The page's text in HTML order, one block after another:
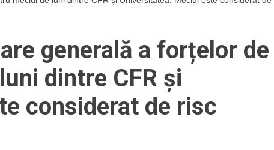
generală a forțelor de
dintre CFR și
considerat de risc